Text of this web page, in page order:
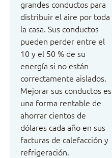
grandes conductos para
distribuir el aire por toda
la casa. Sus conductos
pueden perder entre el
10 y el 50 % de su
energía si no están
correctamente aislados.
Mejorar sus conductos es
una forma rentable de
ahorrar cientos de
dólares cada año en sus
facturas de calefacción y
refrigeración.